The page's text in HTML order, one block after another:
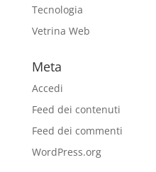
Tecnologia
Vetrina Web
Meta
Accedi
Feed dei contenuti
Feed dei commenti
WordPress.org